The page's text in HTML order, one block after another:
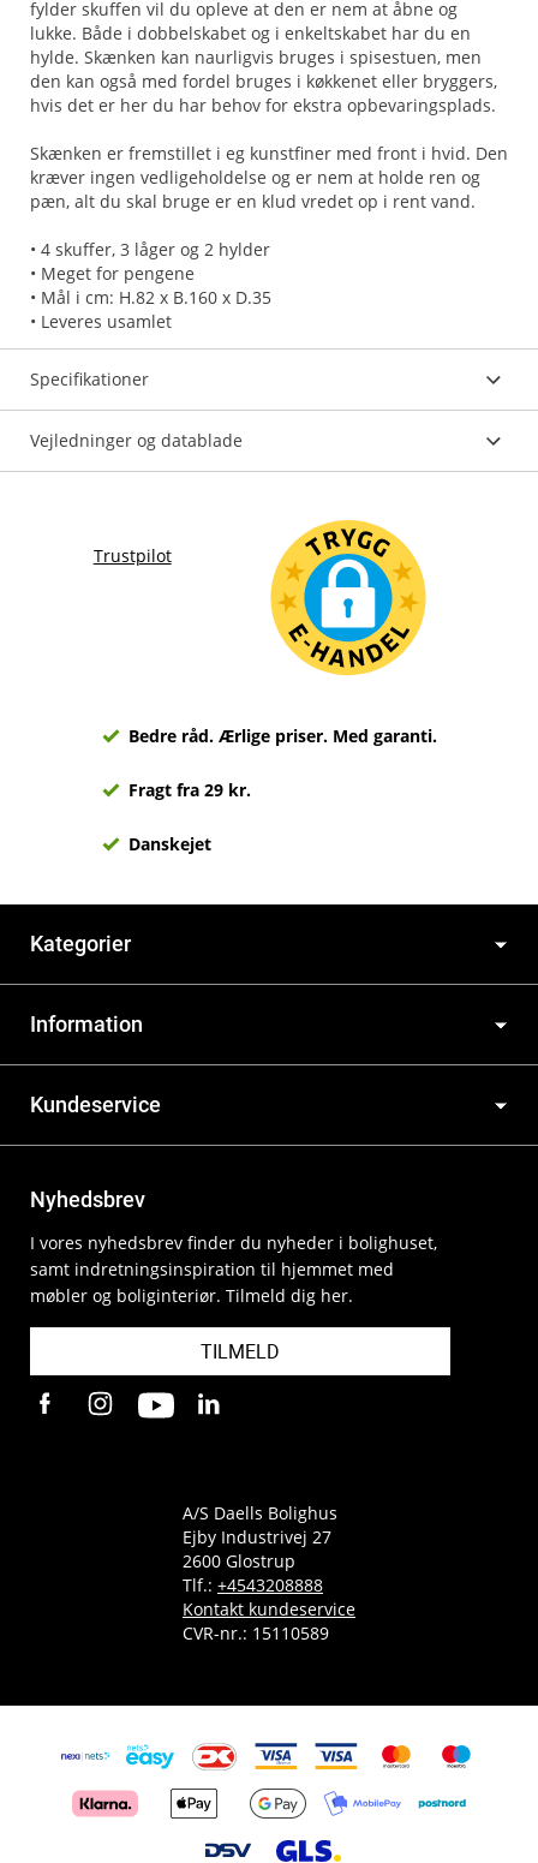
fylder skuffen vil du opleve at den er nem at åbne og
lukke. Både i dobbelskabet og i enkeltskabet har du en
hylde. Skænken kan naurligvis bruges i spisestuen, men
den kan også med fordel bruges i køkkenet eller bryggers,
hvis det er her du har behov for ekstra opbevaringsplads.
Skænken er fremstillet i eg kunstfiner med front i hvid. Den
kræver ingen vedligeholdelse og er nem at holde ren og
pæn, alt du skal bruge er en klud vredet op i rent vand.
• 4 skuffer, 3 låger og 2 hylder
• Meget for pengene
• Mål i cm: H.82 x B.160 x D.35
• Leveres usamlet
Specifikationer
Vejledninger og datablade
Trustpilot
Bedre råd. Ærlige priser. Med garanti.
Fragt fra 29 kr.
Danskejet
Kategorier
Information
Kundeservice
Nyhedsbrev
I vores nyhedsbrev finder du nyheder i bolighuset,
samt indretningsinspiration til hjemmet med
møbler og boliginteriør. Tilmeld dig her.
TILMELD
A/S Daells Bolighus
Ejby Industrivej 27
2600 Glostrup
Tlf.: +4543208888
Kontakt kundeservice
CVR-nr.: 15110589